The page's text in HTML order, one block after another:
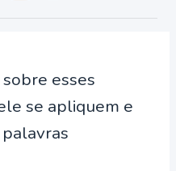
esses
se apliquem e